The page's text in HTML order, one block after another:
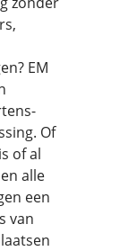
EM
Of
of al
alle
een
van